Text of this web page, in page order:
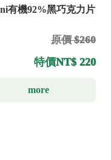
有機92%黑巧克力片
原價 $260
特價NT$ 220
more